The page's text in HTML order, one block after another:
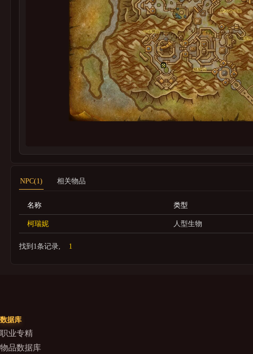
NPC(1) 相关物品
名称 类型
柯瑞妮 人型生物
找到1条记录, 1
数据库
职业专精
物品数据库